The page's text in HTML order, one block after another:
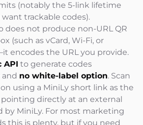
(notably the 5-link lifetime
trackable codes).
does not produce non-URL QR
(such as vCard, Wi-Fi, or
encodes the URL you provide.
API to generate codes
and no white-label option. Scan
using a MiniLy short link as the
pointing directly at an external
by MiniLy. For most marketing
this is plenty, but if you need